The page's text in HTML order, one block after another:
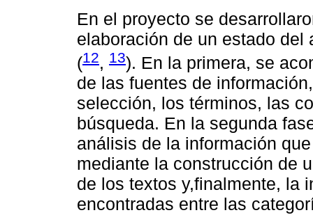
En el proyecto se
elaboración de un estado
(12, 13). En la primera, se
de las fuentes de
selección, los términos, las
búsqueda. En la segunda
análisis de la información
mediante la construcción de
de los textos y,finalmente, la
encontradas entre las